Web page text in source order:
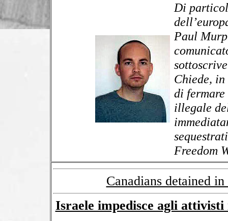
Di
Paul
Chiede,
di
illegale
Freedom
Canadians detained
Israele impedisce agli